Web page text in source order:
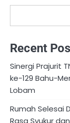
Recent
Sinergi Prajurit
ke-129 Bahu-
Lobam
Rumah Selesai
Rasa Syukur